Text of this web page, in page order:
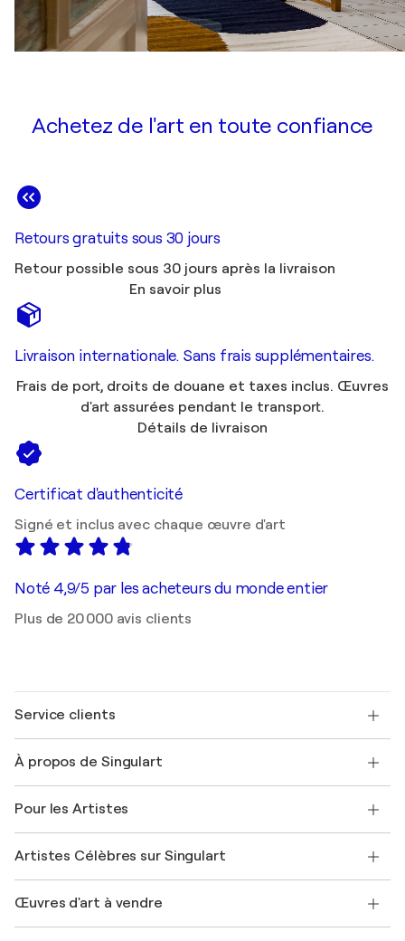
Achetez de l'art en toute confiance
Retours gratuits sous 30 jours
Retour possible sous 30 jours après la livraison
En savoir plus
Livraison internationale. Sans frais supplémentaires.
Frais de port, droits de douane et taxes inclus. Œuvres
d'art assurées pendant le transport.
Détails de livraison
Certificat d'authenticité
Signé et inclus avec chaque œuvre d'art
Noté 4,9/5 par les acheteurs du monde entier
Plus de 20 000 avis clients
Service clients
Expédition
Offrir une carte cadeau
Rejoignez notre programme commercial
Mon compte
+33 1 76 44 06 42
À propos de Singulart
FAQ
Magazine Singulart
Emplois
Découvrez une sélection d'art original
Pour les Artistes
Se connecter en tant qu'Artiste
Artistes Célèbres sur Singulart
Marc Chagall
Œuvres d'art à vendre